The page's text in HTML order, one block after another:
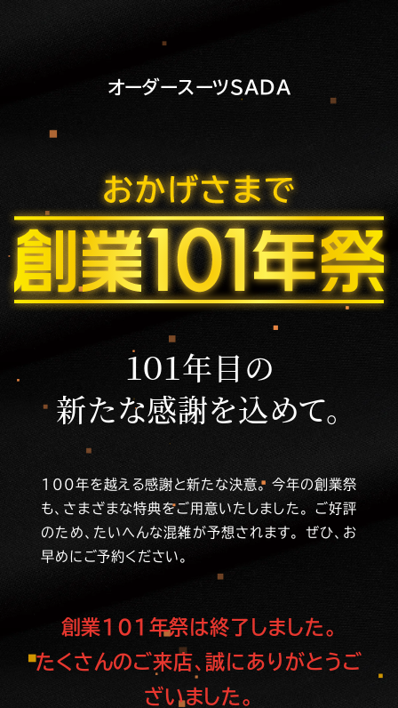
オーダースーツSADA
１０１年目の
新たな感謝を込めて。
100年を越える感謝と新たな決意。 今年の創業祭
も、さまざまな特典をご用意いたしました。
ご好評
のため、たいへんな混雑が予想されます。
ぜひ、お
早めにご予約ください。
創業101年祭は終了しました。
たくさんのご来店、誠にありがとうご
ざいました。